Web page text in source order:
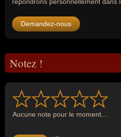
Demandez-nous
Notez !
Aucune note pour le moment...